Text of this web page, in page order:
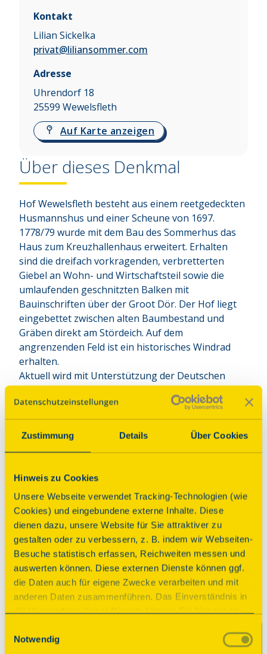
Zustimmung Details Über Cookies
Hinweis zu Cookies
Unsere Webseite verwendet Tracking-Technologien (wie
Cookies) und eingebundene externe Inhalte. Diese
dienen dazu, unsere Website für Sie attraktiver zu
gestalten oder zu verbessern, z. B. indem wir Webseiten-
Besuche statistisch erfassen, Reichweiten messen und
auswerten können. Diese externen Dienste können ggf.
die Daten auch für eigene Zwecke verarbeiten und mit
anderen Daten zusammenführen. Das Einverständnis in
die Verwendung dieser Dienste können Sie hier geben.
unserer Datenschutzerklärung. Durch Anklicken der
Notwendig
Kontakt
Lilian Sickelka
privat@liliansommer.com
Adresse
Uhrendorf 18
25599 Wewelsfleth
Auf Karte anzeigen
Über dieses Denkmal
Hof Wewelsfleth besteht aus einem reetgedeckten
Husmannshus und einer Scheune von 1697.
1778/79 wurde mit dem Bau des Sommerhus das
Haus zum Kreuzhallenhaus erweitert. Erhalten
sind die dreifach vorkragenden, verbretterten
Giebel an Wohn- und Wirtschaftsteil sowie die
umlaufenden geschnitzten Balken mit
Bauinschriften über der Groot Dör. Der Hof liegt
eingebettet zwischen alten Baumbestand und
Gräben direkt am Stördeich. Auf dem
angrenzenden Feld ist ein historisches Windrad
erhalten.
Aktuell wird mit Unterstützung der Deutschen
Stiftung Denkmalschutz der untere
Fachwerkbereich des historisches Giebels saniert.
Zum Tag des offenen Denkmals ist dieser
Bauabschnitt hoffentlich abgeschlossen.
Programm
Wir öffnen wieder unser Hoftor: mehrere
Schautafeln und original Materialien geben Ihnen
einen Einblick in unsere Sanierungsreise seit 2020.
Je nach Bedarf, gibt der Bauherr Führungen auf
unserem großen Heuboden mit Blick über das
Deichvorland und der Stör. Gerne beantworten wir
Sanierung. Aktuell wird das FachWERK des